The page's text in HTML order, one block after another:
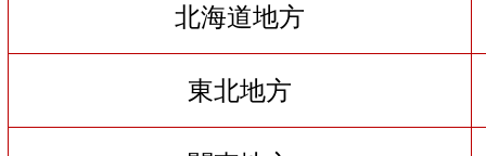
北海道地方
東北地方